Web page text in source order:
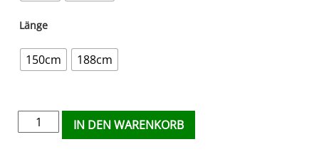
Länge
150cm 188cm
IN DEN WARENKORB